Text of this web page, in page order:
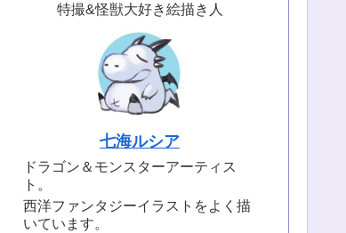
特撮&怪獣大好き絵描き人
七海ルシア
ドラゴン＆モンスターアーティス
ト。
西洋ファンタジーイラストをよく描
いています。